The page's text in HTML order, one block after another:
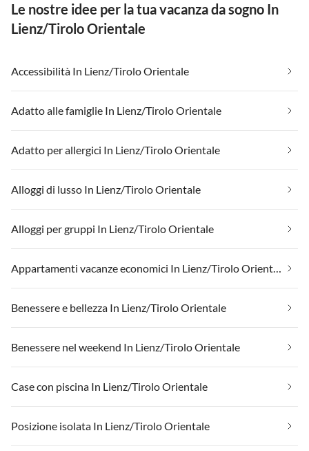
Le nostre idee per la tua vacanza da sogno In
Lienz/Tirolo Orientale
Accessibilità In Lienz/Tirolo Orientale
Adatto alle famiglie In Lienz/Tirolo Orientale
Adatto per allergici In Lienz/Tirolo Orientale
Alloggi di lusso In Lienz/Tirolo Orientale
Alloggi per gruppi In Lienz/Tirolo Orientale
Appartamenti vacanze economici In Lienz/Tirolo Orientale
Benessere e bellezza In Lienz/Tirolo Orientale
Benessere nel weekend In Lienz/Tirolo Orientale
Case con piscina In Lienz/Tirolo Orientale
Posizione isolata In Lienz/Tirolo Orientale